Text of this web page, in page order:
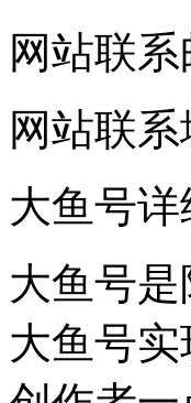
网站联系
网站联
大鱼号详
大鱼号
大鱼号